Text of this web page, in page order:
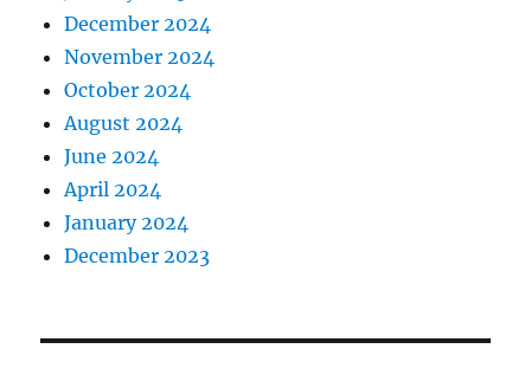
December 2024
November 2024
October 2024
August 2024
June 2024
April 2024
January 2024
December 2023